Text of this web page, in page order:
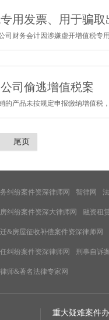
用发票、用于骗
司财务会计因涉嫌虚开增值税专
司偷逃增值税案
的产品未按规定申报缴纳增值税
尾页
纠纷案件资深律师网 智律网
纠纷案件资深大律师网 融资租
&房屋征收补偿案件资深律师网
纠纷案件资深律师网 刑事自诉
师&著名法律专家网
重大疑难案件